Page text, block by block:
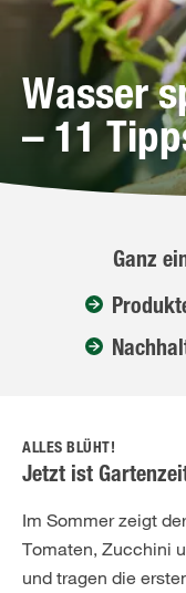
Unternehmen
Wasser
– 11
Ganz
ALLES BLÜHT!
Jetzt ist
Im Sommer zeigt
Tomaten, Zucchini
und tragen die